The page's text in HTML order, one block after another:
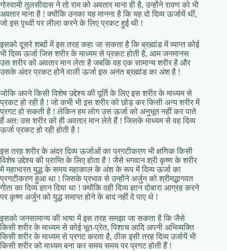
गोस्वामी तुलसीदास ने तो राम को अवतार माना ही है, उन्होंने रावण को भी
अवतार माना है ! क्योंकि उनका यह मानना है कि यह दो दिव्य ऊर्जायें थीं,
जो इस पृथ्वी पर लीला करने के लिए प्रकट हुई थी !
इसको दूसरे शब्दों में इस तरह कहा जा सकता है कि ब्रह्मांड में व्याप्त कोई
भी दिव्य ऊर्जा जिस शरीर के माध्यम से प्रकट होती है, आम जनमानस
उस शरीर को अवतार मान लेता है जबकि वह एक सामान्य शरीर है और
उसके अंदर प्रकट होने वाली ऊर्जा इस अनंत ब्रह्मांड का अंश है !
जोकि अपने किसी विशेष उद्देश्य की पूर्ति के लिए इस शरीर के माध्यम से
प्रकट हो रही है ! जो कभी भी इस शरीर को छोड़ कर किसी अन्य शरीर में
प्रगट हो सकती है ! लेकिन हम लोग उस ऊर्जा को अनुभूत नहीं कर पाते
हैं अत: उस शरीर को ही अवतार मान लेते हैं ! जिसके माध्यम से वह दिव्य
ऊर्जा प्रकट हो रही होती है !
इस तरह शरीर के अंदर दिव्य ऊर्जाओं का प्रगटीकरण भी क्षणिक किसी
विशेष उद्देश्य की प्राप्ति के लिए होता है ! जैसे भगवान श्री कृष्ण के शरीर
में महाभारत युद्ध के समय महाकाल के अंश के रूप में दिव्य ऊर्जा का
प्रगटीकरण हुआ था ! जिसके प्रभाव से उन्होंने अर्जुन को श्रीमद्भागवत
गीता का दिव्य ज्ञान दिया था ! क्योंकि वही दिव्य ज्ञान दोबारा आग्रह करने
पर कृष्ण अर्जुन को युद्ध समाप्त होने के बाद नहीं दे पाए थे !
इसको जनसामान्य की भाषा में इस तरह समझा जा सकता है कि जैसे
किसी शरीर के माध्यम से कोई भूत-प्रेत, पिशाच आदि अपनी अभिव्यक्ति
किसी शरीर के माध्यम से प्रगट करता है, ठीक इसी तरह दिव्य उर्जायें भी
किसी शरीर को माध्यम बना कर समय समय पर प्रगट होती हैं !